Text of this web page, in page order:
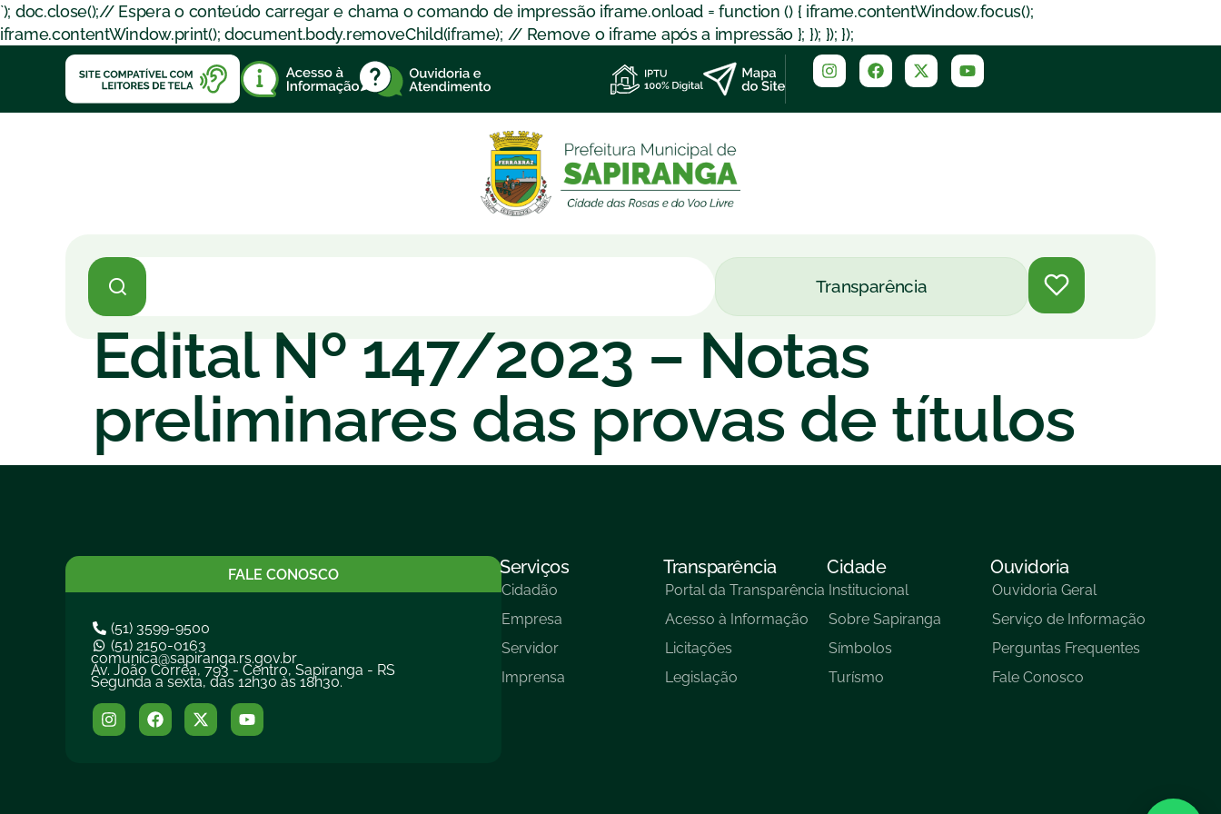
`); doc.close();// Espera o conteúdo carregar e chama o comando de impressão iframe.onload = function () { iframe.contentWindow.focus();
iframe.contentWindow.print(); document.body.removeChild(iframe); // Remove o iframe após a impressão }; }); }); });
Transparência
Edital Nº 147/2023 – Notas
preliminares das provas de títulos
FALE CONOSCO
(51) 3599-9500
(51) 2150-0163
comunica@sapiranga.rs.gov.br
Av. João Corrêa, 793 - Centro, Sapiranga - RS
Segunda a sexta, das 12h30 às 18h30.
Serviços
Cidadão
Empresa
Servidor
Imprensa
Transparência
Portal da Transparência
Acesso à Informação
Licitações
Legislação
Cidade
Institucional
Sobre Sapiranga
Símbolos
Turísmo
Ouvidoria
Ouvidoria Geral
Serviço de Informação
Perguntas Frequentes
Fale Conosco